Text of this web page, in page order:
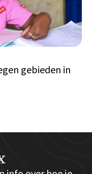
gebieden in